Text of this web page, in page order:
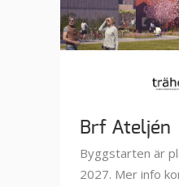
Brf Ateljén
Byggstarten är
2027. Mer info